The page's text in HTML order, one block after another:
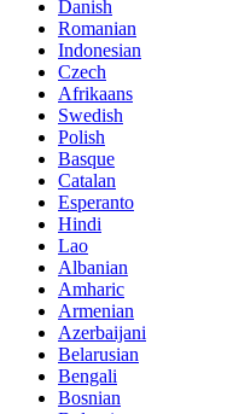
Danish
Romanian
Indonesian
Czech
Afrikaans
Swedish
Polish
Basque
Catalan
Esperanto
Hindi
Lao
Albanian
Amharic
Armenian
Azerbaijani
Belarusian
Bengali
Bosnian